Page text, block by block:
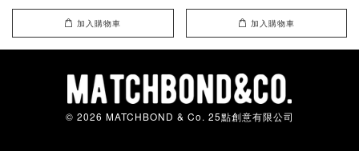
加入購物車 加入購物車
© 2026 MATCHBOND & Co. 25點創意有限公司